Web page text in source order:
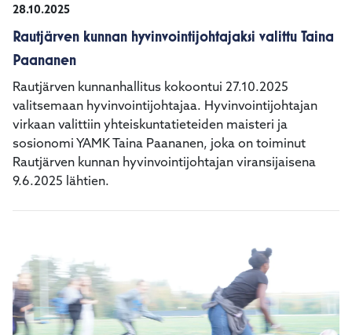
28.10.2025
Rautjärven kunnan hyvinvointijohtajaksi valittu Taina
Paananen
Rautjärven kunnanhallitus kokoontui 27.10.2025
valitsemaan hyvinvointijohtajaa. Hyvinvointijohtajan
virkaan valittiin yhteiskuntatieteiden maisteri ja
sosionomi YAMK Taina Paananen, joka on toiminut
Rautjärven kunnan hyvinvointijohtajan viransijaisena
9.6.2025 lähtien.